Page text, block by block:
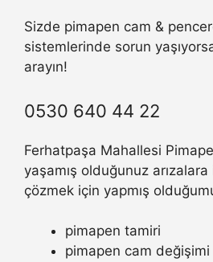
Sizde pimapen cam &
sistemlerinde sorun
arayın!
0530 640 44 22
Ferhatpaşa Mahallesi
yaşamış olduğunuz arızalara
çözmek için yapmış
pimapen tamiri
pimapen cam değişimi